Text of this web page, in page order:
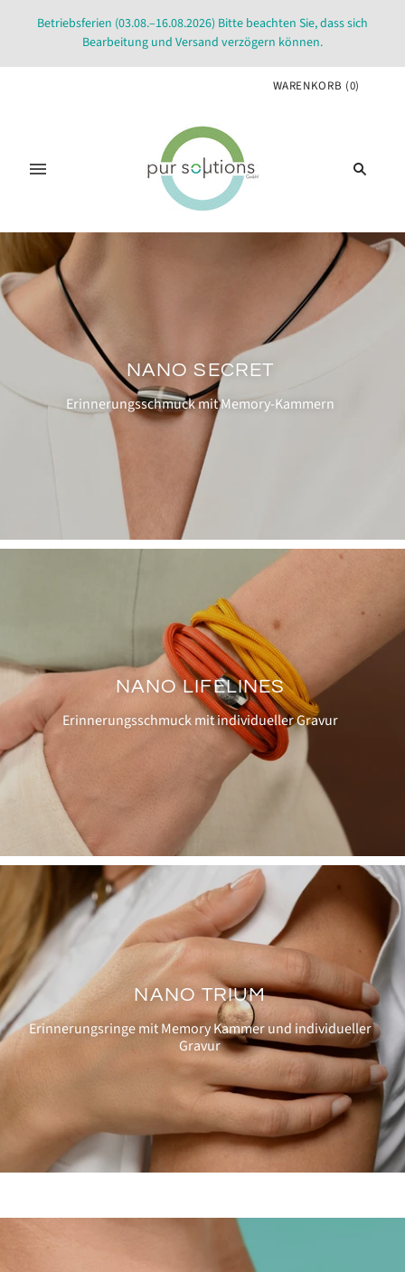
Betriebsferien (03.08.–16.08.2026) Bitte beachten Sie, dass sich
Bearbeitung und Versand verzögern können.
WARENKORB (0)
NANO SECRET
Erinnerungsschmuck mit Memory-Kammern
NANO LIFELINES
Erinnerungsschmuck mit individueller Gravur
NANO TRIUM
Erinnerungsringe mit Memory Kammer und individueller
Gravur